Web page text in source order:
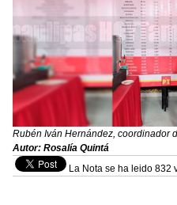
Rubén Iván Hernández, coordinador
Autor: Rosalía Quintá
La Nota se ha leido 832